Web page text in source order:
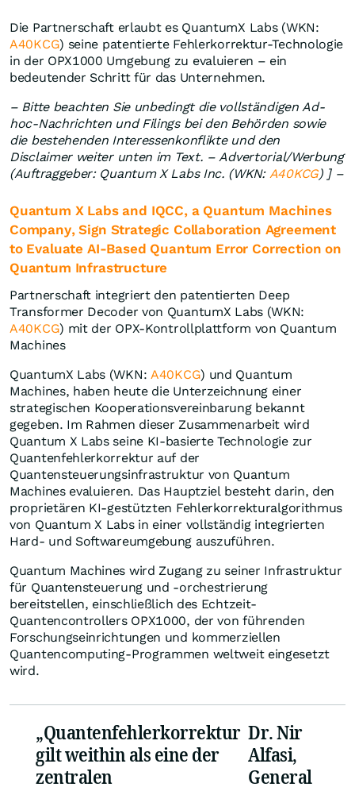
Die Partnerschaft erlaubt es QuantumX Labs (WKN:
A40KCG) seine patentierte Fehlerkorrektur-Technologie
in der OPX1000 Umgebung zu evaluieren – ein
bedeutender Schritt für das Unternehmen.
– Bitte beachten Sie unbedingt die vollständigen Ad-
hoc-Nachrichten und Filings bei den Behörden sowie
die bestehenden Interessenkonflikte und den
Disclaimer weiter unten im Text. – Advertorial/Werbung
(Auftraggeber: Quantum X Labs Inc. (WKN: A40KCG) ] –
Quantum X Labs and IQCC, a Quantum Machines
Company, Sign Strategic Collaboration Agreement
to Evaluate AI-Based Quantum Error Correction on
Quantum Infrastructure
Partnerschaft integriert den patentierten Deep
Transformer Decoder von QuantumX Labs (WKN:
A40KCG) mit der OPX-Kontrollplattform von Quantum
Machines
QuantumX Labs (WKN: A40KCG) und Quantum
Machines, haben heute die Unterzeichnung einer
strategischen Kooperationsvereinbarung bekannt
gegeben. Im Rahmen dieser Zusammenarbeit wird
Quantum X Labs seine KI-basierte Technologie zur
Quantenfehlerkorrektur auf der
Quantensteuerungsinfrastruktur von Quantum
Machines evaluieren. Das Hauptziel besteht darin, den
proprietären KI-gestützten Fehlerkorrekturalgorithmus
von Quantum X Labs in einer vollständig integrierten
Hard- und Softwareumgebung auszuführen.
Quantum Machines wird Zugang zu seiner Infrastruktur
für Quantensteuerung und -orchestrierung
bereitstellen, einschließlich des Echtzeit-
Quantencontrollers OPX1000, der von führenden
Forschungseinrichtungen und kommerziellen
Quantencomputing-Programmen weltweit eingesetzt
wird.
„Quantenfehlerkorrektur
gilt weithin als eine der
zentralen
Dr. Nir
Alfasi,
General